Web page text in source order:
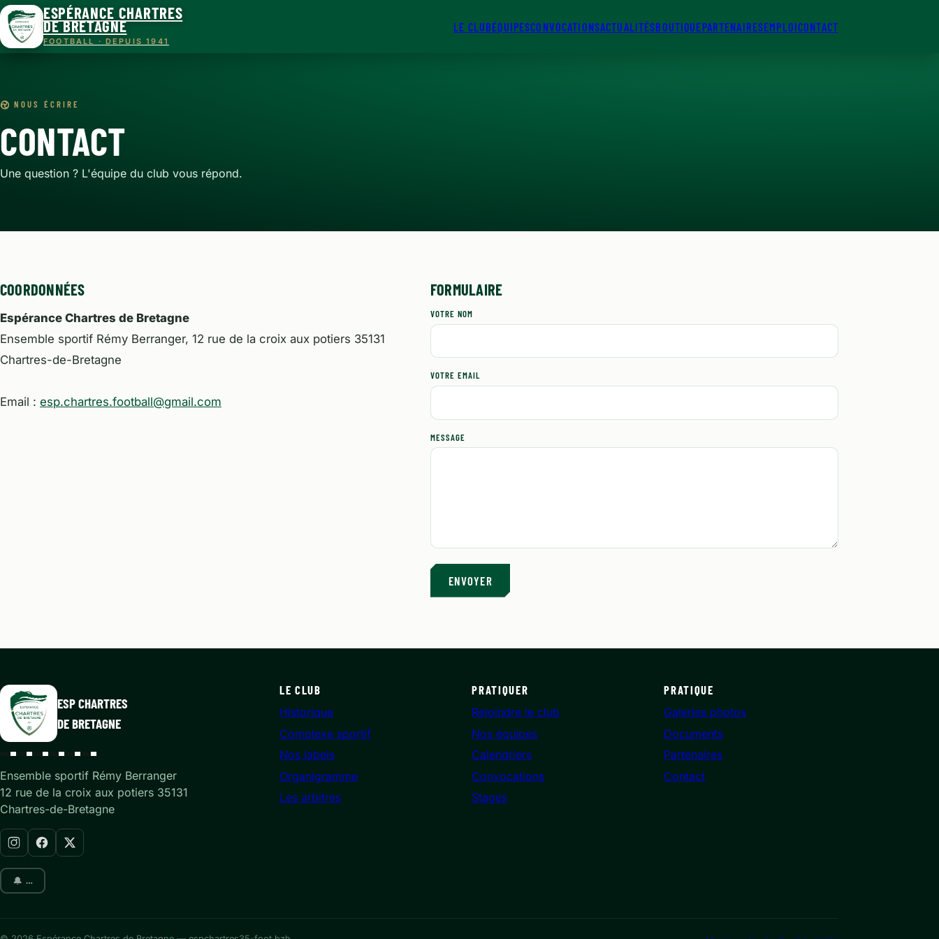
ESPÉRANCE CHARTRES
DE BRETAGNE
FOOTBALL · DEPUIS 1941
LE CLUBÉQUIPESCONVOCATIONSACTUALITÉSBOUTIQUEPARTENAIRESEMPLOICONTACT
NOUS ÉCRIRE
CONTACT
Une question ? L'équipe du club vous répond.
COORDONNÉES
Espérance Chartres de Bretagne
Ensemble sportif Rémy Berranger, 12 rue de la croix aux potiers 35131
Chartres-de-Bretagne
Email : esp.chartres.football@gmail.com
FORMULAIRE
VOTRE NOM
VOTRE EMAIL
MESSAGE
ENVOYER
ESP CHARTRES
DE BRETAGNE
Ensemble sportif Rémy Berranger
12 rue de la croix aux potiers 35131
Chartres-de-Bretagne
🔔 …
LE CLUB
Historique
Complexe sportif
Nos labels
Organigramme
Les arbitres
PRATIQUER
Rejoindre le club
Nos équipes
Calendriers
Convocations
Stages
PRATIQUE
Galeries photos
Documents
Partenaires
Contact